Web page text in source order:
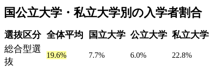
国公立大学・私立大学別の入学者割合
選抜区分 全体平均 国立大学 公立大学 私立大学
総合型選
抜
19.6% 7.7% 6.0% 22.8%